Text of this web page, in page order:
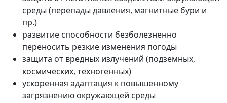
среды (перепады давления, магнитные бури и
пр.)
развитие способности безболезненно
переносить резкие изменения погоды
защита от вредных излучений (подземных,
космических, техногенных)
ускоренная адаптация к повышенному
загрязнению окружающей среды